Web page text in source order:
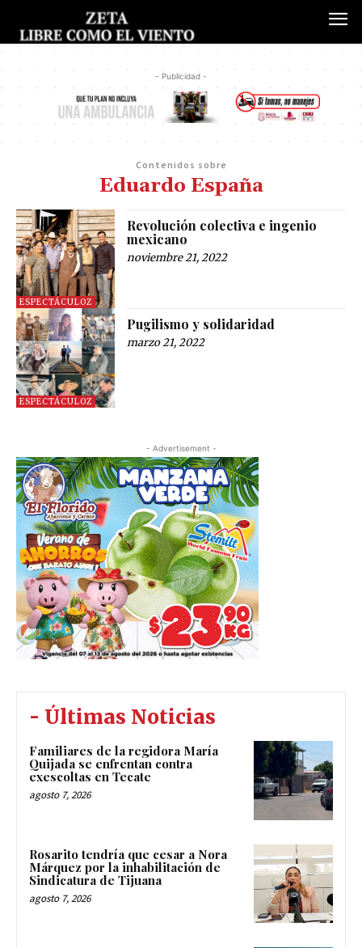
- Publicidad -
Contenidos sobre
Eduardo España
ESPECTÁCULOZ
Revolución colectiva e ingenio
mexicano
noviembre 21, 2022
ESPECTÁCULOZ
Pugilismo y solidaridad
marzo 21, 2022
- Advertisement -
- Últimas Noticias
Familiares de la regidora María
Quijada se enfrentan contra
exescoltas en Tecate
agosto 7, 2026
Rosarito tendría que cesar a Nora
Márquez por la inhabilitación de
Sindicatura de Tijuana
agosto 7, 2026